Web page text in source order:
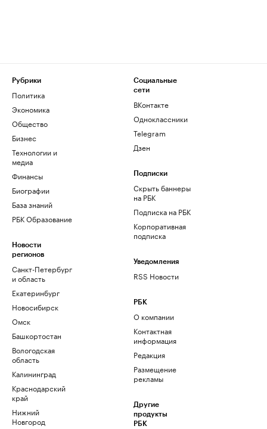
Рубрики
Политика
Экономика
Общество
Бизнес
Технологии и
медиа
Финансы
Биографии
База знаний
РБК Образование
Новости
регионов
Санкт-Петербург
и область
Екатеринбург
Новосибирск
Омск
Башкортостан
Вологодская
область
Калининград
Краснодарский
край
Нижний
Новгород
Социальные
сети
ВКонтакте
Одноклассники
Telegram
Дзен
Подписки
Скрыть баннеры
на РБК
Подписка на РБК
Корпоративная
подписка
Уведомления
RSS Новости
РБК
О компании
Контактная
информация
Редакция
Размещение
рекламы
Другие
продукты
РБК